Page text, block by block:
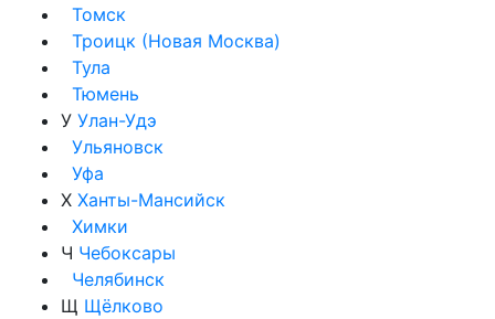
Томск
Троицк (Новая Москва)
Тула
Тюмень
У Улан-Удэ
Ульяновск
Уфа
Х Ханты-Мансийск
Химки
Ч Чебоксары
Челябинск
Щ Щёлково